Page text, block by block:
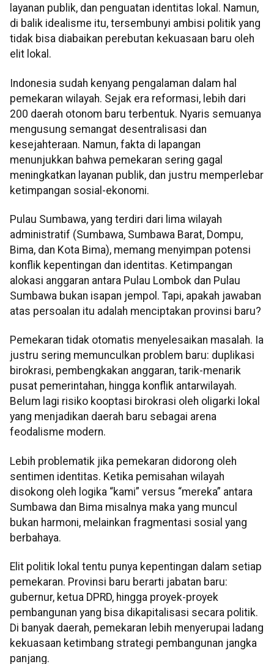
layanan publik, dan penguatan identitas lokal. Namun,
di balik idealisme itu, tersembunyi ambisi politik yang
tidak bisa diabaikan perebutan kekuasaan baru oleh
elit lokal.
Indonesia sudah kenyang pengalaman dalam hal
pemekaran wilayah. Sejak era reformasi, lebih dari
200 daerah otonom baru terbentuk. Nyaris semuanya
mengusung semangat desentralisasi dan
kesejahteraan. Namun, fakta di lapangan
menunjukkan bahwa pemekaran sering gagal
meningkatkan layanan publik, dan justru memperlebar
ketimpangan sosial-ekonomi.
Pulau Sumbawa, yang terdiri dari lima wilayah
administratif (Sumbawa, Sumbawa Barat, Dompu,
Bima, dan Kota Bima), memang menyimpan potensi
konflik kepentingan dan identitas. Ketimpangan
alokasi anggaran antara Pulau Lombok dan Pulau
Sumbawa bukan isapan jempol. Tapi, apakah jawaban
atas persoalan itu adalah menciptakan provinsi baru?
Pemekaran tidak otomatis menyelesaikan masalah. Ia
justru sering memunculkan problem baru: duplikasi
birokrasi, pembengkakan anggaran, tarik-menarik
pusat pemerintahan, hingga konflik antarwilayah.
Belum lagi risiko kooptasi birokrasi oleh oligarki lokal
yang menjadikan daerah baru sebagai arena
feodalisme modern.
Lebih problematik jika pemekaran didorong oleh
sentimen identitas. Ketika pemisahan wilayah
disokong oleh logika “kami” versus “mereka” antara
Sumbawa dan Bima misalnya maka yang muncul
bukan harmoni, melainkan fragmentasi sosial yang
berbahaya.
Elit politik lokal tentu punya kepentingan dalam setiap
pemekaran. Provinsi baru berarti jabatan baru:
gubernur, ketua DPRD, hingga proyek-proyek
pembangunan yang bisa dikapitalisasi secara politik.
Di banyak daerah, pemekaran lebih menyerupai ladang
kekuasaan ketimbang strategi pembangunan jangka
panjang.